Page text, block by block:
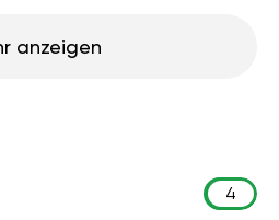
anzeigen
4